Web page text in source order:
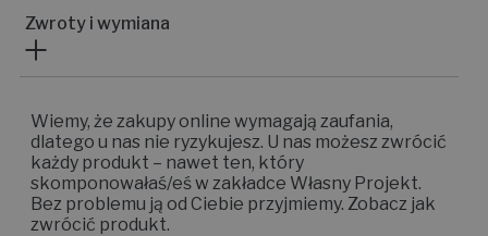
Zwroty i wymiana
Wiemy, że zakupy online wymagają zaufania,
dlatego u nas nie ryzykujesz. U nas możesz zwrócić
każdy produkt – nawet ten, który
skomponowałaś/eś w zakładce Własny Projekt.
Bez problemu ją od Ciebie przyjmiemy. Zobacz jak
zwrócić produkt.